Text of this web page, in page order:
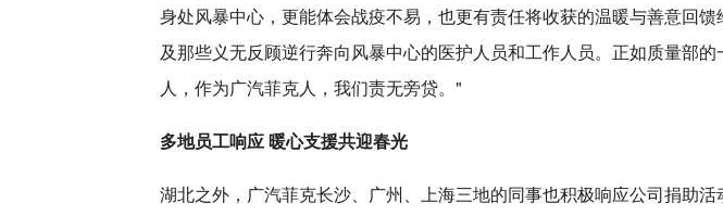
身处风暴中心，更能体会战疫不易，也更有责任将收获的温暖与善意回
及那些义无反顾逆行奔向风暴中心的医护人员和工作人员。正如质量部
人，作为广汽菲克人，我们责无旁贷。"
多地员工响应 暖心支援共迎春光
湖北之外，广汽菲克长沙、广州、上海三地的同事也积极响应公司捐助活